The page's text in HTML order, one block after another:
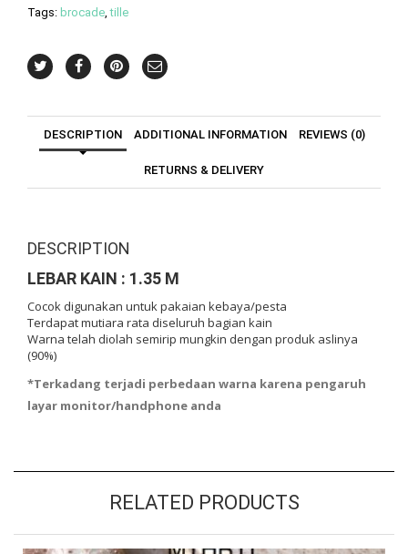
Tags: brocade,tille
DESCRIPTION ADDITIONAL INFORMATION REVIEWS (0)
RETURNS & DELIVERY
DESCRIPTION
LEBAR KAIN : 1.35 M
Cocok digunakan untuk pakaian kebaya/pesta
Terdapat mutiara rata diseluruh bagian kain
Warna telah diolah semirip mungkin dengan produk aslinya
(90%)
*Terkadang terjadi perbedaan warna karena pengaruh
layar monitor/handphone anda
RELATED PRODUCTS